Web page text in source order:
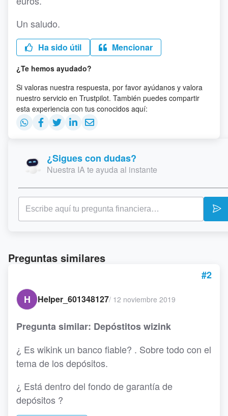
Un saludo.
Ha sido útil Mencionar
¿Te hemos ayudado?
Si valoras nuestra respuesta, por favor ayúdanos y valora
nuestro servicio en Trustpilot. También puedes compartir
esta experiencia con tus conocidos aquí:
¿Sigues con dudas?
Nuestra IA te ayuda al instante
Preguntas similares
#2
H
Helper_601348127/ 12 noviembre 2019
Pregunta similar: Depóstitos wizink
¿ Es wikink un banco fiable? . Sobre todo con el
tema de los depósitos.
¿ Está dentro del fondo de garantía de
depósitos ?